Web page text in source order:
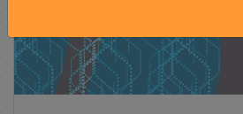
Institucional